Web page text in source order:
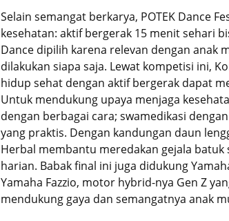
Selain semangat berkarya, POTEK Dance
kesehatan: aktif bergerak 15 menit sehari
Dance dipilih karena relevan dengan anak
dilakukan siapa saja. Lewat kompetisi ini,
hidup sehat dengan aktif bergerak dapat
Untuk mendukung upaya menjaga
dengan berbagai cara; swamedikasi
yang praktis. Dengan kandungan daun
Herbal membantu meredakan gejala
harian. Babak final ini juga didukung
Yamaha Fazzio, motor hybrid-nya Gen Z
mendukung gaya dan semangatnya anak